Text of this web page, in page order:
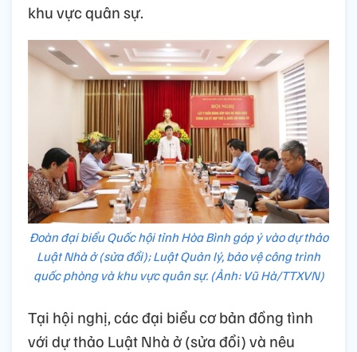
khu vực quân sự.
Đoàn đại biểu Quốc hội tỉnh Hòa Bình góp ý vào dự thảo
Luật Nhà ở (sửa đổi); Luật Quản lý, bảo vệ công trình
quốc phòng và khu vực quân sự. (Ảnh: Vũ Hà/TTXVN)
Tại hội nghị, các đại biểu cơ bản đồng tình
với dự thảo Luật Nhà ở (sửa đổi) và nêu